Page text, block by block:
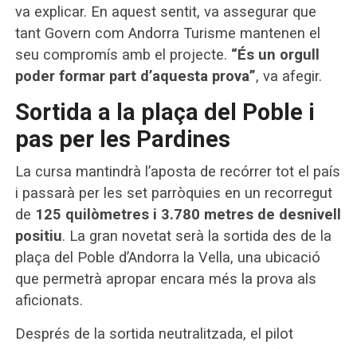
va explicar. En aquest sentit, va assegurar que
tant Govern com Andorra Turisme mantenen el
seu compromís amb el projecte. “És un orgull
poder formar part d’aquesta prova”, va afegir.
Sortida a la plaça del Poble i
pas per les Pardines
La cursa mantindrà l’aposta de recórrer tot el país
i passarà per les set parròquies en un recorregut
de 125 quilòmetres i 3.780 metres de desnivell
positiu. La gran novetat serà la sortida des de la
plaça del Poble d’Andorra la Vella, una ubicació
que permetrà apropar encara més la prova als
aficionats.
Després de la sortida neutralitzada, el pilot